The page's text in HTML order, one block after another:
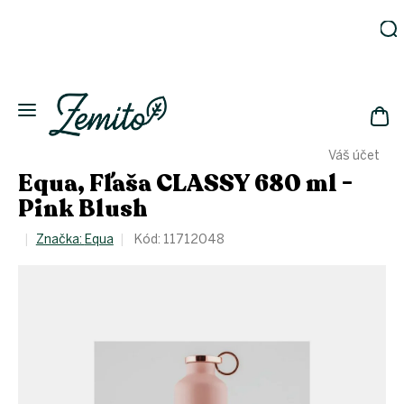
Váš účet
Ekodomácnosť
Ekologická
Kozmetika
Fľaše
Equa, Fľaša CLASSY 680 ml -
Pink Blush
Značka: Equa Kód: 11712048